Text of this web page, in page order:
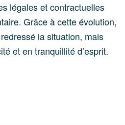
légales et contractuelles
Grâce à cette évolution,
la situation, mais
et en tranquillité d’esprit.